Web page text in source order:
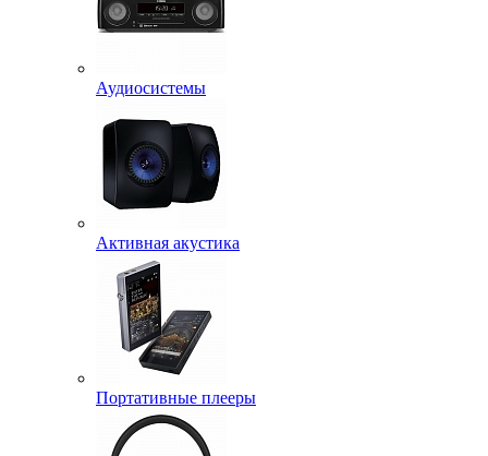
Аудиосистемы
Активная акустика
Портативные плееры